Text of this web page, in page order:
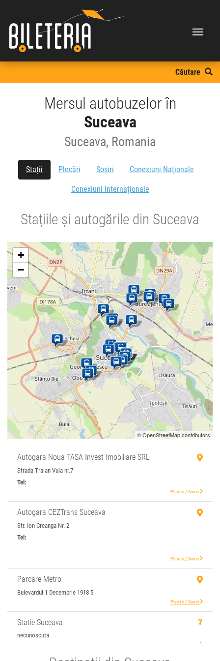
Căutare
Mersul autobuzelor în
Suceava
Suceava, Romania
Stații Plecări Sosiri Conexiuni Naționale
Conexiuni Internaționale
Stațiile și autogările din Suceava
+
−
© OpenStreetMap contributors
Autogara Noua TASA Invest Imobiliare SRL
Strada Traian Vuia nr.7
Tel:
Plecări / Sosiri
Autogara CEZTrans Suceava
Str. Ion Creanga Nr. 2
Tel:
Plecări / Sosiri
Parcare Metro
Bulevardul 1 Decembrie 1918 5
Plecări / Sosiri
Statie Suceava
necunoscuta
Plecări / Sosiri